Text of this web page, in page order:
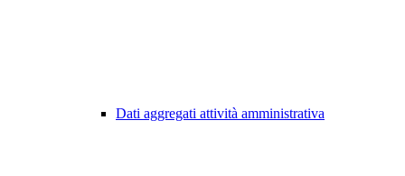
Dati aggregati attività amministrativa